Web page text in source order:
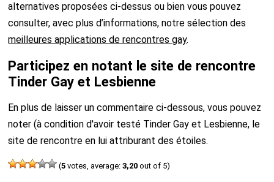
alternatives proposées ci-dessus ou bien vous pouvez
consulter, avec plus d’informations, notre sélection des
meilleures applications de rencontres gay.
Participez en notant le site de rencontre
Tinder Gay et Lesbienne
En plus de laisser un commentaire ci-dessous, vous pouvez
noter (à condition d'avoir testé Tinder Gay et Lesbienne, le
site de rencontre en lui attriburant des étoiles.
(5 votes, average:3,20 out of 5)